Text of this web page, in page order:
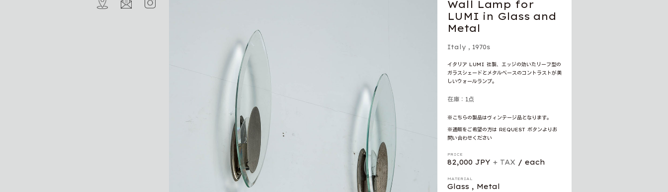
Wall Lamp for
LUMI in Glass and
Metal
Italy , 1970s
イタリア LUMI 社製、エッジの効いたリーフ型の
ガラスシェードとメタルベースのコントラストが美
しいウォールランプ。
在庫：1点
※こちらの製品はヴィンテージ品となります。
※通販をご希望の方は REQUEST ボタンよりお
問い合わせください
PRICE
82,000 JPY + TAX / each
MATERIAL
Glass , Metal